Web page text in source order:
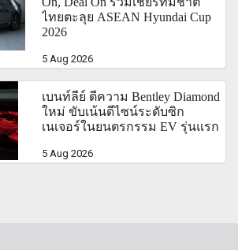
ไทยตะลุย ASEAN Hyundai Cup
2026
5 Aug 2026
เบนท์ลีย์ ตีความ Bentley Diamond
ใหม่ ขับเน้นดีไซน์ระดับซิก
เนเจอร์ในยนตรกรรม EV รุ่นแรก
5 Aug 2026